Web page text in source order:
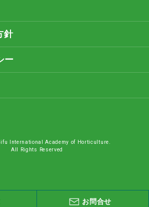
針
ー
International Academy of Horticulture.
All Rights Reserved
お問合せ